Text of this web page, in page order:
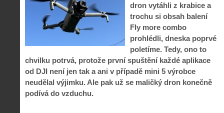
dron vytáhli z krabice a
trochu si obsah balení
Fly more combo
prohlédli, dneska poprvé
poletíme. Tedy, ono to
chvilku potrvá, protože první spuštění každé aplikace
od DJI není jen tak a ani v případě mini 5 výrobce
neudělal výjimku. Ale pak už se maličký dron konečně
podívá do vzduchu.